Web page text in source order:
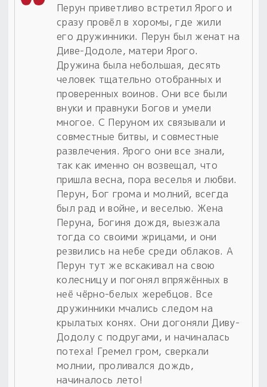
Перун приветливо встретил Ярого и
сразу провёл в хоромы, где жили
его дружинники. Перун был женат на
Диве-Додоле, матери Ярого.
Дружина была небольшая, десять
человек тщательно отобранных и
проверенных воинов. Они все были
внуки и правнуки Богов и умели
многое. С Перуном их связывали и
совместные битвы, и совместные
развлечения. Ярого они все знали,
так как именно он возвещал, что
пришла весна, пора веселья и любви.
Перун, Бог грома и молний, всегда
был рад и войне, и веселью. Жена
Перуна, Богиня дождя, выезжала
тогда со своими жрицами, и они
резвились на небе среди облаков. А
Перун тут же вскакивал на свою
колесницу и погонял впряжённых в
неё чёрно-белых жеребцов. Все
дружинники мчались следом на
крылатых конях. Они догоняли Диву-
Додолу с подругами, и начиналась
потеха! Гремел гром, сверкали
молнии, проливался дождь,
начиналось лето!